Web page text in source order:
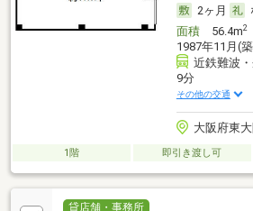
2ヶ月
面積56.4m2
1987年11月(
近鉄難波
9分
その他の交通
大阪府東
1階 即引き渡し可
貸店舗・事務所